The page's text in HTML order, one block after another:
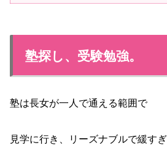
塾探し、受験勉強。
塾は長女が一人で通える範囲で
見学に行き、リーズナブルで緩すぎ